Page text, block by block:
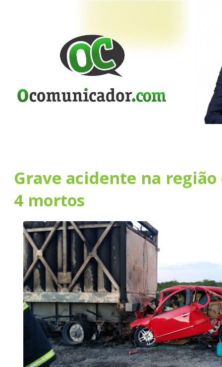
Grave acidente na
4 mortos